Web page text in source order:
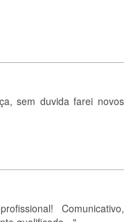
sem duvida farei novos
Comunicativo,